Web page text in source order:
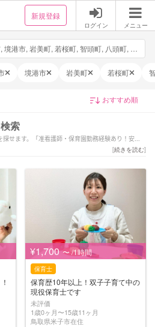
新規登録
ログイン メニュー
境港市 岩美町 若桜町
索
せます。「准看護師・保育園勤務経験あり！安心
以上！双子子育て中の現役保育士です」などの強み
ッター利用から保育園へのお迎え・送迎、病児保育
や依頼内容に合わせてサポーターが選べます。新
生以上のお子様まで幅広い年齢へ対応可能です。土
といったご要望や毎日の利用などの定期利用サー
[続きを読む]
¥1,700 〜 /1時間
保育士
保育歴10年以上！双子子育て中の
現役保育士です
未評価
1歳0ヶ月〜15歳11ヶ月
鳥取県米子市在住